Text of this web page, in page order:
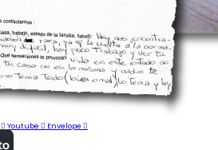
Youtube Envelope